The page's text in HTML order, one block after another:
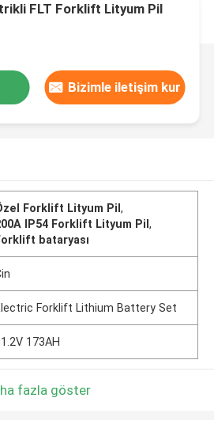
FLT Forklift Lityum Pil
Bizimle iletişim kur
Forklift Lityum Pil,
IP54 Forklift Lityum Pil,
bataryası
Forklift Lithium Battery Set
173AH
fazla göster